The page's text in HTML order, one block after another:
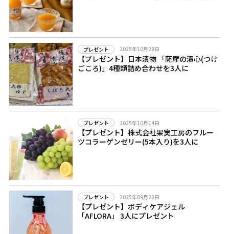
プレゼント 2025年10月28日
【プレゼント】日本漬物 「薩摩の漬心(つけ
ごころ)」4種類詰め合わせを3人に
プレゼント 2025年10月14日
【プレゼント】株式会社果実工房のフルー
ツコラーゲンゼリー(5本入り)を3人に
プレゼント 2025年09月23日
【プレゼント】ボディケアジェル
「AFLORA」 3人にプレゼント